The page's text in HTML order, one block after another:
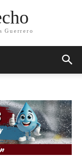
Guerrero